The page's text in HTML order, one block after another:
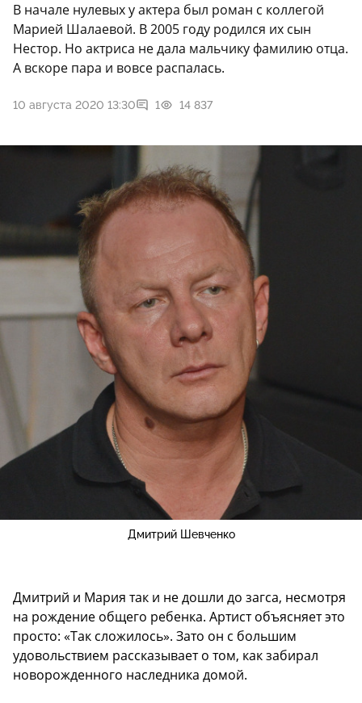
В начале нулевых у актера был роман с коллегой
Марией Шалаевой. В 2005 году родился их сын
Нестор. Но актриса не дала мальчику фамилию отца.
А вскоре пара и вовсе распалась.
10 августа 2020 13:30 1 14 837
Дмитрий Шевченко
Дмитрий и Мария так и не дошли до загса, несмотря
на рождение общего ребенка. Артист объясняет это
просто: «Так сложилось». Зато он с большим
удовольствием рассказывает о том, как забирал
новорожденного наследника домой.